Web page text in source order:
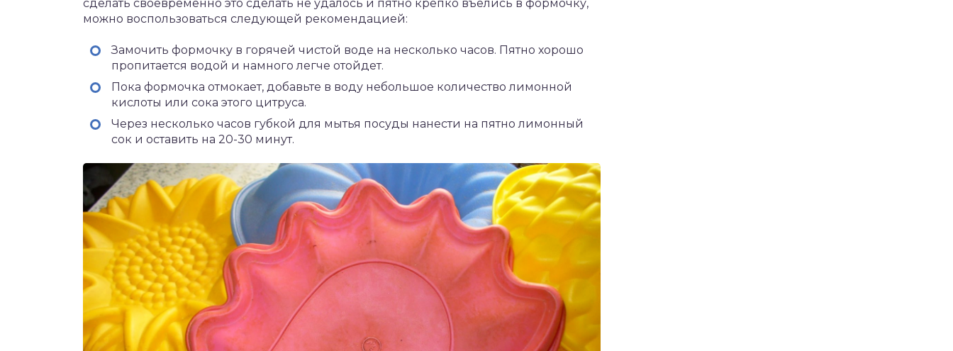
сделать своевременно это сделать не удалось и пятно крепко въелись в формочку,
можно воспользоваться следующей рекомендацией:
Замочить формочку в горячей чистой воде на несколько часов. Пятно хорошо
пропитается водой и намного легче отойдет.
Пока формочка отмокает, добавьте в воду небольшое количество лимонной
кислоты или сока этого цитруса.
Через несколько часов губкой для мытья посуды нанести на пятно лимонный
сок и оставить на 20-30 минут.